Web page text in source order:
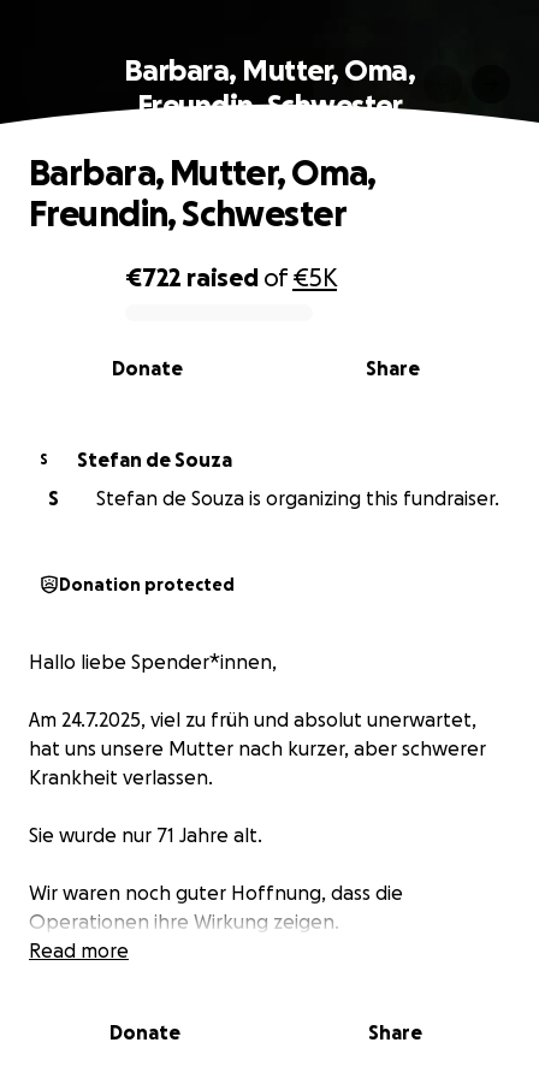
Barbara, Mutter, Oma,
Freundin, Schwester
0% complete
€722 raised of€5K
Share
Donate
Barbara, Mutter, Oma,
Freundin, Schwester
S
Stefan de Souza
S
Stefan de Souza is organizing this fundraiser.
Donation protected
Hallo liebe Spender*innen,
Am 24.7.2025, viel zu früh und absolut unerwartet,
hat uns unsere Mutter nach kurzer, aber schwerer
Krankheit verlassen.
Sie wurde nur 71 Jahre alt.
Wir waren noch guter Hoffnung, dass die
Operationen ihre Wirkung zeigen.
Aber leider beschert uns das Schicksal ein anderes
Beerdigungen sind sehr teuer.
Read more
Donate Share